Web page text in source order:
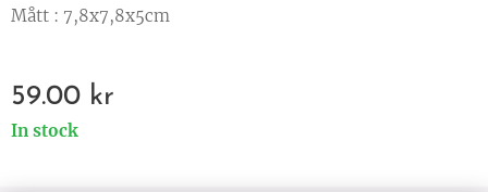
Mått : 7,8x7,8x5cm
59.00 kr
In stock